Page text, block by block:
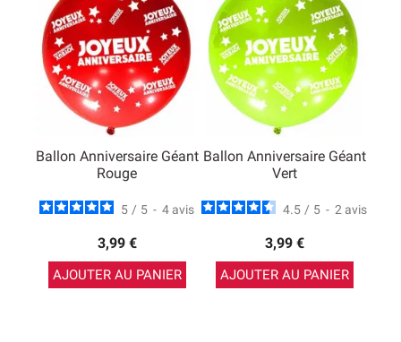
Ballon Anniversaire Géant
Rouge
5 / 5 - 4 avis
3,99 €
AJOUTER AU PANIER
Ballon Anniversaire Géant
Vert
4.5 / 5 - 2 avis
3,99 €
AJOUTER AU PANIER